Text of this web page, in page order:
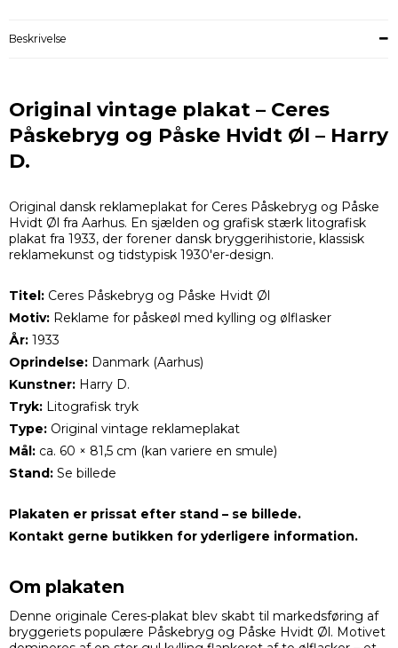
Beskrivelse
Original vintage plakat – Ceres
Påskebryg og Påske Hvidt Øl – Harry
D.
Original dansk reklameplakat for Ceres Påskebryg og Påske
Hvidt Øl fra Aarhus. En sjælden og grafisk stærk litografisk
plakat fra 1933, der forener dansk bryggerihistorie, klassisk
reklamekunst og tidstypisk 1930'er-design.
Titel: Ceres Påskebryg og Påske Hvidt Øl
Motiv: Reklame for påskeøl med kylling og ølflasker
År: 1933
Oprindelse: Danmark (Aarhus)
Kunstner: Harry D.
Tryk: Litografisk tryk
Type: Original vintage reklameplakat
Mål: ca. 60 × 81,5 cm (kan variere en smule)
Stand: Se billede
Plakaten er prissat efter stand – se billede.
Kontakt gerne butikken for yderligere information.
Om plakaten
Denne originale Ceres-plakat blev skabt til markedsføring af
bryggeriets populære Påskebryg og Påske Hvidt Øl. Motivet